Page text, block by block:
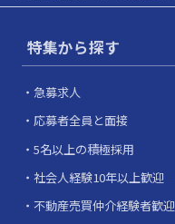
特集から探す
急募求人
応募者全員と面接
5名以上の積極採用
社会人経験10年以上歓迎
不動産売買仲介経験者歓迎